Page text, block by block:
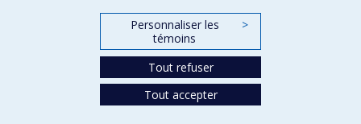
Personnaliser les
témoins
>
Tout refuser
Tout accepter